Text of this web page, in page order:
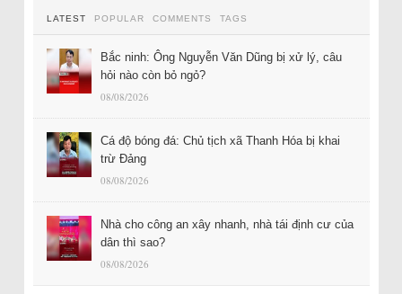
LATEST POPULAR COMMENTS TAGS
Bắc ninh: Ông Nguyễn Văn Dũng bị xử lý, câu
hỏi nào còn bỏ ngỏ?
08/08/2026
Cá độ bóng đá: Chủ tịch xã Thanh Hóa bị khai
trừ Đảng
08/08/2026
Nhà cho công an xây nhanh, nhà tái định cư của
dân thì sao?
08/08/2026